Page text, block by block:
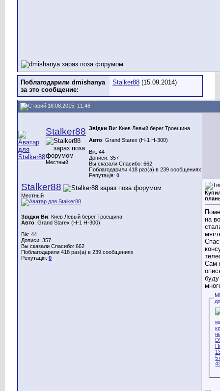
Поблагодарили dmishanya
за это сообщение:
Stalker88 (15.09.2014)
18.08.2015, 11:46
Stalker88
Местный
Звідки Ви: Киев Левый берег Троещина
Авто: Grand Starex (H-1 H-300)
Вік: 44
Дописи: 357
Вы сказали Спасибо: 662
Поблагодарили 418 раз(а) в 239 сообщениях
Репутація: 0
Stalker88
Местный
Звідки Ви: Киев Левый берег Троещина
Авто: Grand Starex (H-1 H-300)
Вік: 44
Дописи: 357
Вы сказали Спасибо: 662
Поблагодарили 418 раз(а) в 239 сообщениях
Репутація: 0
на
Сам